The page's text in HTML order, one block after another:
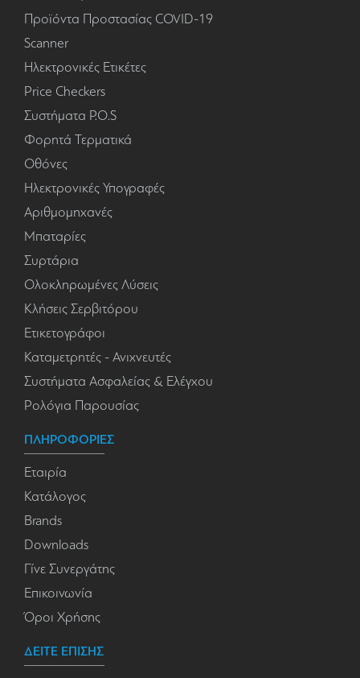
Προϊόντα Προστασίας COVID-19
Scanner
Ηλεκτρονικές Ετικέτες
Price Checkers
Συστήματα P.O.S
Φορητά Τερματικά
Οθόνες
Ηλεκτρονικές Υπογραφές
Αριθμομηχανές
Μπαταρίες
Συρτάρια
Ολοκληρωμένες Λύσεις
Κλήσεις Σερβιτόρου
Ετικετογράφοι
Καταμετρητές - Ανιχνευτές
Συστήματα Ασφαλείας & Ελέγχου
Ρολόγια Παρουσίας
ΠΛΗΡΟΦΟΡΙΕΣ
Εταιρία
Κατάλογος
Brands
Downloads
Γίνε Συνεργάτης
Επικοινωνία
Όροι Χρήσης
ΔΕΙΤΕ ΕΠΙΣΗΣ